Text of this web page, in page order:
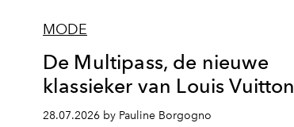
MODE
De Multipass, de nieuwe
klassieker van Louis Vuitton
28.07.2026 by Pauline Borgogno